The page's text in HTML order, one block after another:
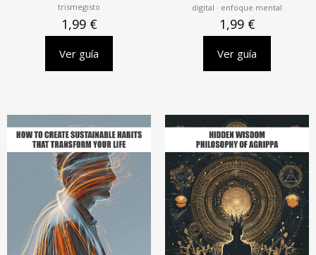
trismegisto
1,99 €
Ver guía
digital · enfoque mental
1,99 €
Ver guía